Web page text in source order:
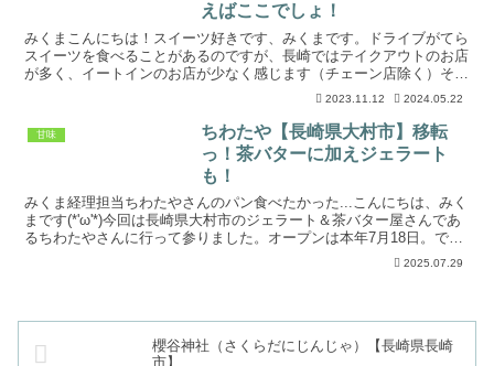
えばここでしょ！
みくまこんにちは！スイーツ好きです、みくまです。ドライブがてら
スイーツを食べることがあるのですが、長崎ではテイクアウトのお店
が多く、イートインのお店が少なく感じます（チェーン店除く）そん
なん思っている時に佐賀県鹿島市を訪れた際、イートインで...
2023.11.12 2024.05.22
甘味
ちわたや【長崎県大村市】移転
っ！茶バターに加えジェラート
も！
みくま経理担当ちわたやさんのパン食べたかった...こんにちは、みく
まです(*'ω'*)今回は長崎県大村市のジェラート＆茶バター屋さんであ
るちわたやさんに行って参りました。オープンは本年7月18日。でき
2025.07.29
櫻谷神社（さくらだにじんじゃ）【長崎県長崎
市】